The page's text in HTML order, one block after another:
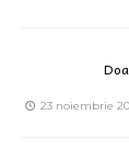
23 noiembrie